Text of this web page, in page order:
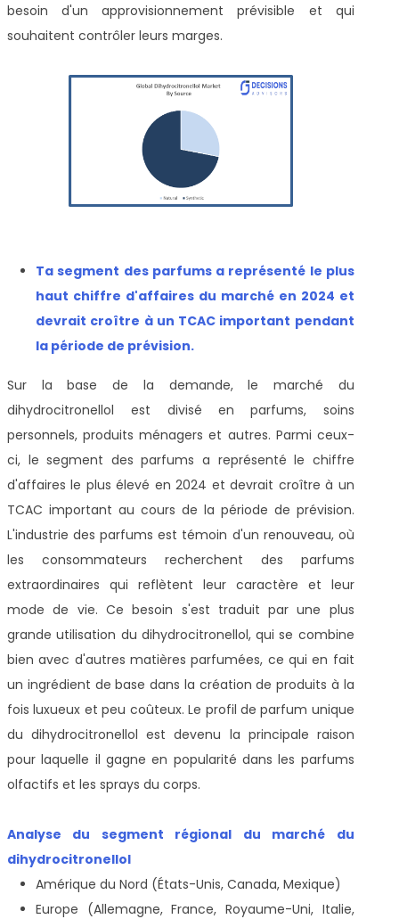
besoin d'un approvisionnement prévisible et qui
souhaitent contrôler leurs marges.
Ta segment des parfums a représenté le plus
haut chiffre d'affaires du marché en 2024 et
devrait croître à un TCAC important pendant
la période de prévision.
Sur la base de la demande, le marché du
dihydrocitronellol est divisé en
parfums, soins
personnels, produits ménagers et autres. Parmi ceux-
ci, le segment des parfums a représenté le chiffre
d'affaires le plus élevé en 2024 et devrait croître à un
TCAC important au cours de la période de prévision.
L'industrie des parfums est témoin d'un renouveau, où
les consommateurs recherchent des parfums
extraordinaires qui reflètent leur caractère et leur
mode de vie. Ce besoin s'est traduit par une plus
grande utilisation du dihydrocitronellol, qui se combine
bien avec d'autres matières parfumées, ce qui en fait
un ingrédient de base dans la création de produits à la
fois luxueux et peu coûteux. Le profil de parfum unique
du dihydrocitronellol est devenu la principale raison
pour laquelle il gagne en popularité dans les parfums
olfactifs et les sprays du corps.
Analyse du segment régional du marché du
dihydrocitronellol
Amérique du Nord (États-Unis, Canada, Mexique)
Europe (Allemagne, France, Royaume-Uni, Italie,